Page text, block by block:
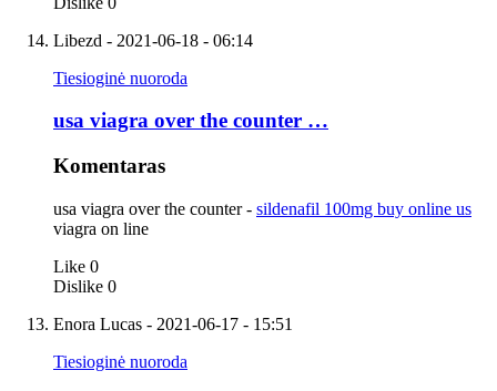
Libezd - 2021-06-18 - 06:14
Tiesioginė nuoroda
usa viagra over the counter …
Komentaras
usa viagra over the counter - sildenafil 100mg buy online us
viagra on line
Like 0
Dislike 0
Enora Lucas - 2021-06-17 - 15:51
Tiesioginė nuoroda